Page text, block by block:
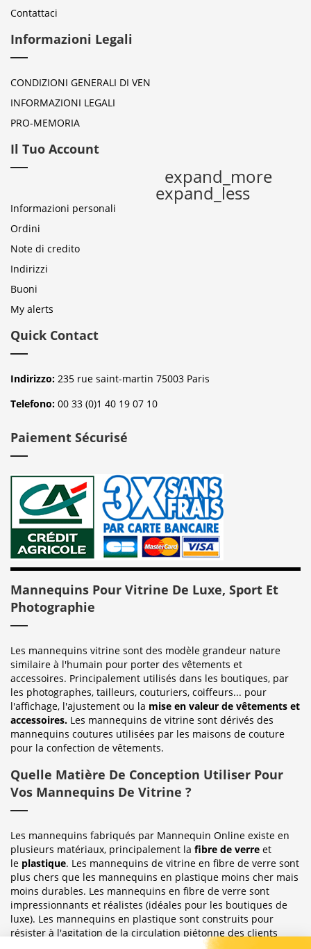
Contattaci
Informazioni Legali
CONDIZIONI GENERALI DI VEN
INFORMAZIONI LEGALI
PRO-MEMORIA
Il Tuo Account
expand_more
expand_less
Informazioni personali
Ordini
Note di credito
Indirizzi
Buoni
My alerts
Quick Contact
Indirizzo: 235 rue saint-martin 75003 Paris
Telefono: 00 33 (0)1 40 19 07 10
Paiement Sécurisé
Mannequins Pour Vitrine De Luxe, Sport Et
Photographie
Les mannequins vitrine sont des modèle grandeur nature
similaire à l'humain pour porter des vêtements et
accessoires. Principalement utilisés dans les boutiques, par
les photographes, tailleurs, couturiers, coiffeurs... pour
l'affichage, l'ajustement ou la mise en valeur de vêtements et
accessoires. Les mannequins de vitrine sont dérivés des
mannequins coutures utilisées par les maisons de couture
pour la confection de vêtements.
Quelle Matière De Conception Utiliser Pour
Vos Mannequins De Vitrine ?
Les mannequins fabriqués par Mannequin Online existe en
plusieurs matériaux, principalement la fibre de verre et
le plastique. Les mannequins de vitrine en fibre de verre sont
plus chers que les mannequins en plastique moins cher mais
moins durables. Les mannequins en fibre de verre sont
impressionnants et réalistes (idéales pour les boutiques de
luxe). Les mannequins en plastique sont construits pour
résister à l'agitation de la circulation piétonne des clients